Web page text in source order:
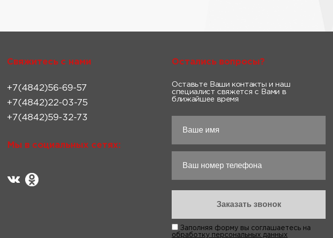
Свяжитесь с нами
+7(4842)56-69-57
+7(4842)22-03-75
+7(4842)59-32-73
Мы в социальных сетях:
Остались вопросы?
Оставьте Ваши контакты и наш
специалист свяжется с Вами в
ближайшее время
Заполняя форму вы соглашаетесь на
обработку персональных данных